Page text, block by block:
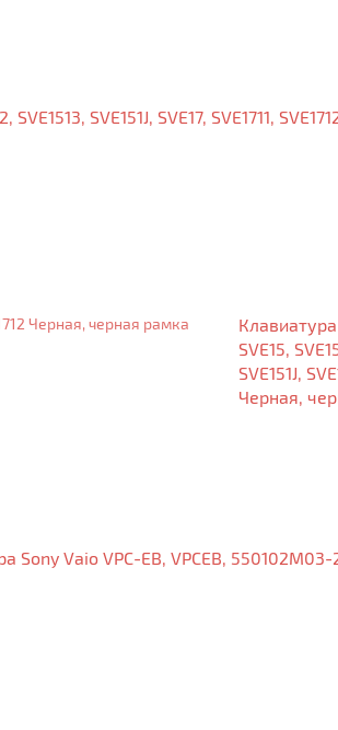
SVE1513, SVE151J, SVE17, SVE1711,
Клавиатура
SVE15,
SVE151J,
Черная,
Sony Vaio VPC-EB, VPCEB,